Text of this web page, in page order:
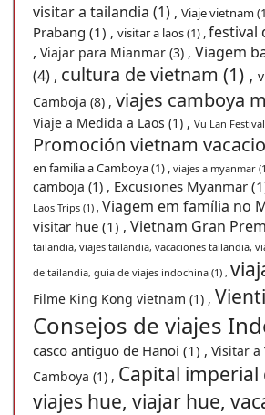
visitar a tailandia (1) , Viaje vietnam
Prabang (1) , visitar a laos (1) ,festival
, Viajar para Mianmar (3) , Viagem
(4) , cultura de vietnam (1) ,
Camboja (8) , viajes camboya
Viaje a Medida a Laos (1) , Vu Lan
Promoción vietnam
en familia a Camboya (1) , viajes a myanmar
camboja (1) , Excusiones Myanmar
Laos Trips (1) , Viagem em família no
visitar hue (1) , Vietnam Gran
tailandia, viajes tailandia, vacaciones tailandia,
de tailandia, guia de viajes indochina (1) ,
Filme King Kong vietnam (1) ,
Consejos de viajes
casco antiguo de Hanoi (1) , Visitar a
Camboya (1) , Capital imperial
viajes hue, viajar hue,